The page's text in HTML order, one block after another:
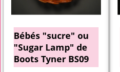
Bébés "sucre" ou
"Sugar Lamp" de
Boots Tyner BS09